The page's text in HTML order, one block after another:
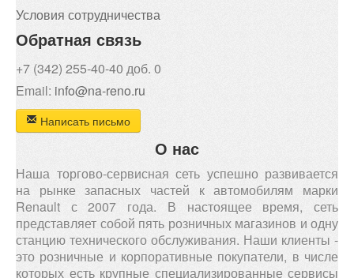
Условия сотрудничества
Обратная связь
+7 (342) 255-40-40 доб. 0
Email: info@na-reno.ru
Написать письмо
О нас
Наша торгово-сервисная сеть успешно развивается
на рынке запасных частей к автомобилям марки
Renault с 2007 года. В настоящее время, сеть
представляет собой пять розничных магазинов и одну
станцию технического обслуживания. Наши клиенты -
это розничные и корпоративные покупатели, в числе
которых есть крупные специализированные сервисы